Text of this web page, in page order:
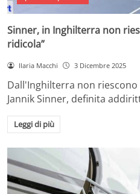
Sinner, in Inghilterra non
ridicola”
Ilaria Macchi 3 Dicembre 2025
Dall'Inghilterra non
Jannik Sinner, definita
Leggi di più